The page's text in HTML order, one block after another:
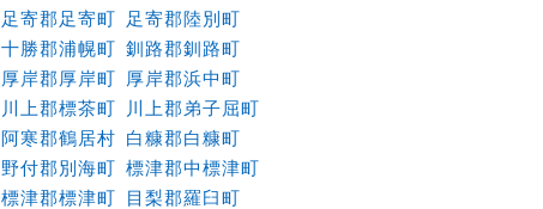
足寄郡足寄町
足寄郡陸別町
十勝郡浦幌町 釧路郡釧路町
厚岸郡厚岸町
厚岸郡浜中町
川上郡標茶町
川上郡弟子屈町
阿寒郡鶴居村 白糠郡白糠町
野付郡別海町 標津郡中標津町
標津郡標津町
目梨郡羅臼町